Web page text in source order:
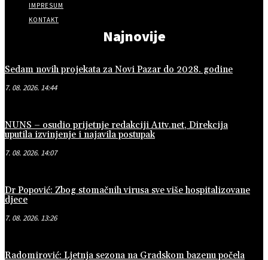
IMPRESUM
KONTAKT
Najnovije
Sedam novih projekata za Novi Pazar do 2028. godine
7. 08. 2026. 14:44
NUNS – osudio prijetnje redakciji A1tv.net, Direkcija
uputila izvinjenje i najavila postupak
7. 08. 2026. 14:07
Dr Popović: Zbog stomačnih virusa sve više hospitalizovane
djece
7. 08. 2026. 13:26
Radomirović: Ljetnja sezona na Gradskom bazenu počela